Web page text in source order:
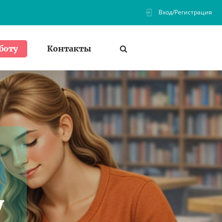
Вход/Регистрация
Контакты